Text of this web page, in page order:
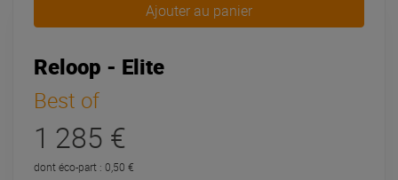
Ajouter au panier
Reloop - Elite
Best of
1 285 €
dont éco-part : 0,50 €